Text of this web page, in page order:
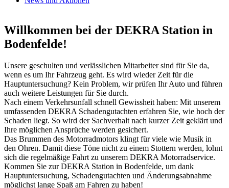
Willkommen bei der DEKRA Station in
Bodenfelde!
Unsere geschulten und verlässlichen Mitarbeiter sind für Sie da,
wenn es um Ihr Fahrzeug geht. Es wird wieder Zeit für die
Hauptuntersuchung? Kein Problem, wir prüfen Ihr Auto und führen
auch weitere Leistungen für Sie durch.
Nach einem Verkehrsunfall schnell Gewissheit haben: Mit unserem
umfassenden DEKRA Schadengutachten erfahren Sie, wie hoch der
Schaden liegt. So wird der Sachverhalt nach kurzer Zeit geklärt und
Ihre möglichen Ansprüche werden gesichert.
Das Brummen des Motorradmotors klingt für viele wie Musik in
den Ohren. Damit diese Töne nicht zu einem Stottern werden, lohnt
sich die regelmäßige Fahrt zu unserem DEKRA Motorradservice.
Kommen Sie zur DEKRA Station in Bodenfelde, um dank
Hauptuntersuchung, Schadengutachten und Änderungsabnahme
möglichst lange Spaß am Fahren zu haben!